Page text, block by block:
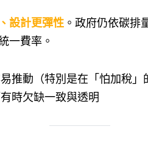
設計更彈性 。政府仍依碳排
一費率。
推動（特別是在「怕加稅」
時欠缺一致與透明